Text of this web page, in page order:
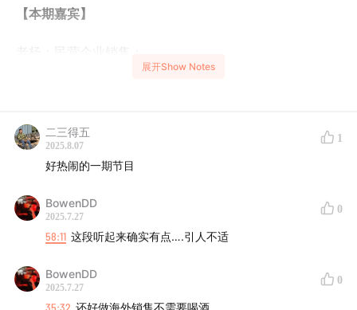
【本期嘉宾】
老杨：民营企业销售；
主播多年来一直认可一个理论，对于刚毕业还不清楚自己
未来职业选择的毕业生来说，做销售是一个不错的选择。
因为一个好的销售意味着对这个世界运作规律的深度理
解，意味着能够接受高度的不确定性，还意味着需要了解
投入和回报的本质。本期播客我们请来了两位资深销售老
杨和Johnny，两位都经历过外资企业高速增长的时期，现
在都不约而同的回归到了民营企业。两位在本期的播客中
围绕销售行业展开深入探讨，按照老杨高度精炼的理论，
好的销售在外要做到和西门庆一样潘驴邓小闲，对内要做
展开Show Notes
二三得五
2025.8.07
1
好热闹的一期节目
BowenDD
2025.7.27
0
58:11 这段听起来确实有点….引人不适
BowenDD
2025.7.27
0
35:32 还好做海外销售不需要喝酒